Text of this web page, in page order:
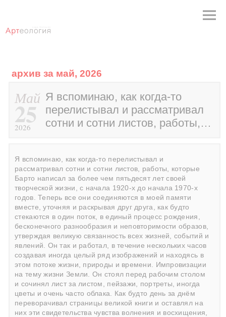
архив за май, 2026
Май
25
2026
Я вспоминаю, как когда-то
перелистывал и рассматривал
сотни и сотни листов, работы,…
Я вспоминаю, как когда-то перелистывал и
рассматривал сотни и сотни листов, работы, которые
Барто написал за более чем пятьдесят лет своей
творческой жизни, с начала 1920-х до начала 1970-х
годов. Теперь все они соединяются в моей памяти
вместе, уточняя и раскрывая друг друга, как будто
стекаются в один поток, в единый процесс рождения,
бесконечного разнообразия и неповторимости образов,
утверждая великую связанность всех жизней, событий и
явлений. Он так и работал, в течение нескольких часов
создавая иногда целый ряд изображений и находясь в
этом потоке жизни, природы и времени. Импровизации
на тему жизни Земли. Он стоял перед рабочим столом
и сочинял лист за листом, пейзажи, портреты, иногда
цветы и очень часто облака. Как будто день за днём
переворачивал страницы великой книги и оставлял на
них эти свидетельства чувства волнения и восхищения,